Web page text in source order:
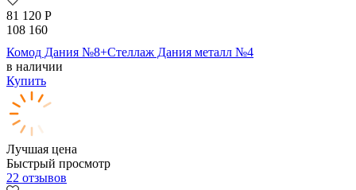
81 120 Р
108 160
Комод Дания №8+Стеллаж Дания металл №4
в наличии
Купить
Лучшая цена
Быстрый просмотр
22 отзывов